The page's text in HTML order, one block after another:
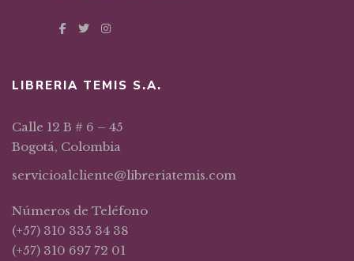
LIBRERIA TEMIS S.A.
Calle 12 B # 6 – 45
Bogotá, Colombia
servicioalcliente@libreriatemis.com
Números de Teléfono
(+57) 310 335 34 38
(+57) 310 697 72 01